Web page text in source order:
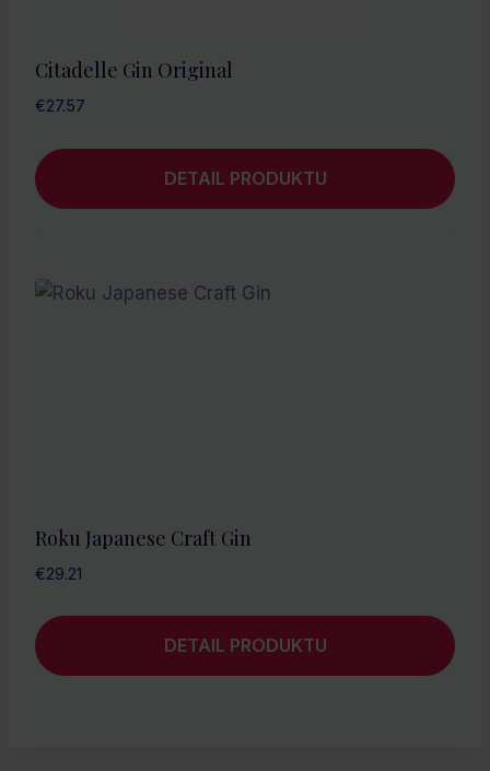
Citadelle Gin Original
€27.57
DETAIL PRODUKTU
Roku Japanese Craft Gin
€29.21
DETAIL PRODUKTU